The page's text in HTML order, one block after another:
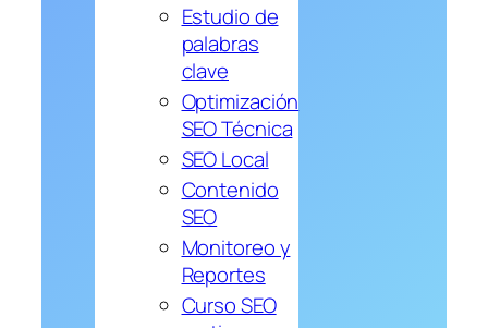
Estudio de
palabras
clave
Optimización
SEO Técnica
SEO Local
Contenido
SEO
Monitoreo y
Reportes
Curso SEO